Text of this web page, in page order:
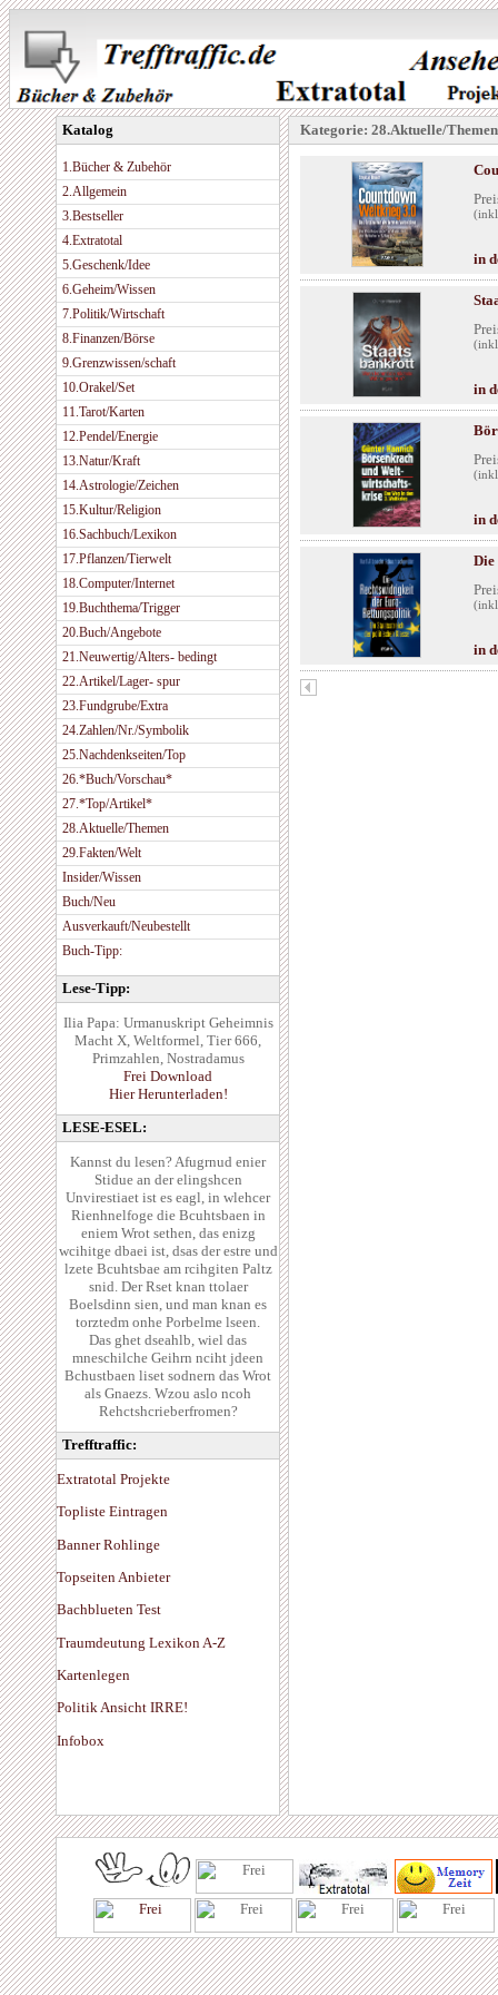
Katalog
1.Bücher & Zubehör
2.Allgemein
3.Bestseller
4.Extratotal
5.Geschenk/Idee
6.Geheim/Wissen
7.Politik/Wirtschaft
8.Finanzen/Börse
9.Grenzwissen/schaft
10.Orakel/Set
11.Tarot/Karten
12.Pendel/Energie
13.Natur/Kraft
14.Astrologie/Zeichen
15.Kultur/Religion
16.Sachbuch/Lexikon
17.Pflanzen/Tierwelt
18.Computer/Internet
19.Buchthema/Trigger
20.Buch/Angebote
21.Neuwertig/Alters- bedingt
22.Artikel/Lager- spur
23.Fundgrube/Extra
24.Zahlen/Nr./Symbolik
25.Nachdenkseiten/Top
26.*Buch/Vorschau*
27.*Top/Artikel*
28.Aktuelle/Themen
29.Fakten/Welt
Insider/Wissen
Buch/Neu
Ausverkauft/Neubestellt
Buch-Tipp:
Lese-Tipp:
Ilia Papa: Urmanuskript Geheimnis
Macht X, Weltformel, Tier 666,
Primzahlen, Nostradamus
Frei Download
Hier Herunterladen!
LESE-ESEL:
Kannst du lesen? Afugrnud enier
Stidue an der elingshcen
Unvirestiaet ist es eagl, in wlehcer
Rienhnelfoge die Bcuhtsbaen in
eniem Wrot sethen, das enizg
wcihitge dbaei ist, dsas der estre und
lzete Bcuhtsbae am rcihgiten Paltz
snid. Der Rset knan ttolaer
Boelsdinn sien, und man knan es
torztedm onhe Porbelme lseen.
Das ghet dseahlb, wiel das
mneschilche Geihrn nciht jdeen
Bchustbaen liset sodnern das Wrot
als Gnaezs. Wzou aslo ncoh
Rehctshcrieberfromen?
Trefftraffic:
Extratotal Projekte
Topliste Eintragen
Banner Rohlinge
Topseiten Anbieter
Bachblueten Test
Traumdeutung Lexikon A-Z
Kartenlegen
Politik Ansicht IRRE!
Infobox
Kategorie: 28.Aktuelle/Themen
in
in
in
Die
in